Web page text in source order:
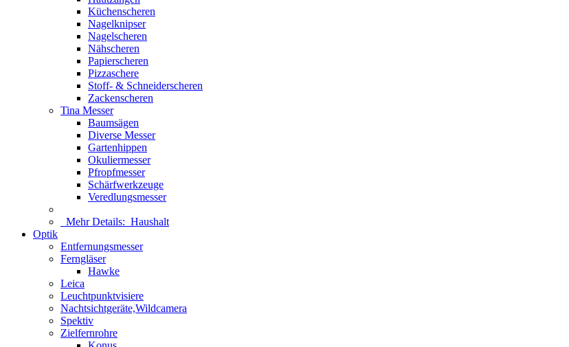
Küchenscheren
Nagelknipser
Nagelscheren
Nähscheren
Papierscheren
Pizzaschere
Stoff- & Schneiderscheren
Zackenscheren
Tina Messer
Baumsägen
Diverse Messer
Gartenhippen
Okuliermesser
Pfropfmesser
Schärfwerkzeuge
Veredlungsmesser
Mehr Details: Haushalt
Optik
Entfernungsmesser
Ferngläser
Hawke
Leica
Leuchtpunktvisiere
Nachtsichtgeräte,Wildcamera
Spektiv
Zielfernrohre